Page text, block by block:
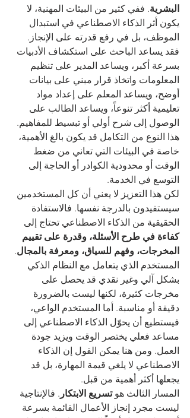
البشرية. ففي كثير من البيئات المهنية، لا
يكون أثر الذكاء الاصطناعي في استبدال
الموظف، بل في رفع قدرته على الإنجاز.
فقد يساعد الباحث على استكشاف الأدبيات
بسرعة أكبر، ويساعد المدير على تنظيم
المعلومات واتخاذ قرار مبني على بيانات
أوضح، ويساعد المعلم على إعداد مواد
تعليمية أكثر تنوعاً، ويساعد الطالب على
الوصول إلى شرح أولي أو تبسيط للمفاهيم.
هذا النوع من التكامل قد يكون بالغ الأهمية،
خاصة في البيئات التي تعاني من ضغط
الوقت أو محدودية الكوادر أو الحاجة إلى
التوسع في الخدمة.
لكن هذا التعزيز لا يعني أن كل المستخدمين
سيستفيدون بالدرجة نفسها. فالاستفادة
الحقيقية من الذكاء الاصطناعي تحتاج إلى
كفاءة في طرح الأسئلة، وقدرة على تقييم
المخرجات، وفهم للسياق، ومعرفة بالمجال.
المستخدم الذي يتعامل مع النظام الذكي
بشكل آلي وغير نقدي قد يحصل على
مخرجات كثيرة، لكنها ليست بالضرورة
دقيقة أو مناسبة. أما المستخدم الواعي،
فيستطيع أن يحوّل الذكاء الاصطناعي إلى
مساعد فعلي يختصر الوقت ويزيد جودة
العمل. ومن هنا يمكن القول إن الذكاء
الاصطناعي لا يلغي قيمة المهارة، بل قد
يجعلها أكثر أهمية من قبل.
المسار الثالث هو تسريع الابتكار . فالإنتاجية
ليست مجرد إنجاز الأعمال القائمة بسرعة